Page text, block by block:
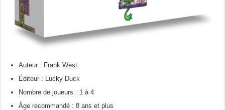
Auteur : Frank West
Éditeur : Lucky Duck
Nombre de joueurs : 1 à 4
Âge recommandé : 8 ans et plus